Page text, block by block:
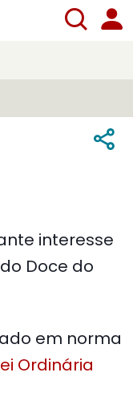
interesse
Doce do
em norma
Ordinária